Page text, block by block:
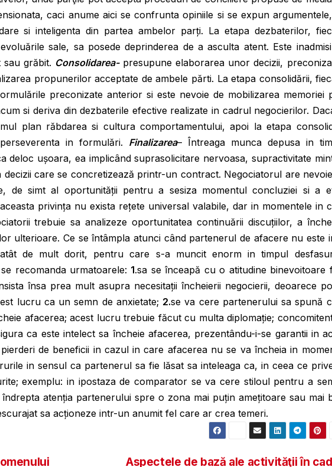
caci anume aici se confrunta opiniile si se expun
si inteligenta din partea ambelor parți. La etapa dezbaterilor,
sale, sa posede deprinderea de a asculta atent. Este
grăbit. Consolidarea- presupune elaborarea unor decizii,
propunerilor acceptate de ambele părti. La etapa consolidării,
preconizate anterior si este nevoie de mobilizarea memoriei
si deriva din dezbaterile efective realizate in cadrul negocierilor.
plan răbdarea si cultura comportamentului, apoi la etapa
in formulări. Finalizarea– Întreaga munca depusa in
deloc ușoara, ea implicând suprasolicitare nervoasa, supractivitate
decizii care se concretizează printr-un contract. Negociatorul are
de simt al oportunității pentru a sesiza momentul concluziei si a
privința nu exista rețete universal valabile, dar in momentele in
trebuie sa analizeze oportunitatea continuării discuțiilor, a
ulterioare. Ce se întâmpla atunci când partenerul de afacere nu este
de mult dorit, pentru care s-a muncit enorm in timpul
recomanda urmatoarele: 1.sa se înceapă cu o atitudine binevoitoare
însa prea mult asupra necesitații încheierii negocierii, deoarece
lucru ca un semn de anxietate; 2.se va cere partenerului sa spună
afacerea; acest lucru trebuie făcut cu multa diplomație;
ca este intelect sa încheie afacerea, prezentându-i-se garantii in
de beneficii in cazul in care afacerea nu se va încheia in
in sensul ca partenerul sa fie lăsat sa inteleaga ca, in ceea ce
exemplu: in ipostaza de comparator se va cere stiloul pentru a
îndrepta atenția partenerului spre o zona mai puțin amețitoare sau mai
sa acționeze intr-un anumit fel care ar crea temeri.
Aspectele de bază ale activităţii în